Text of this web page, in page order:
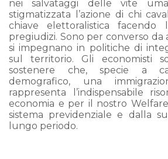
nei salvataggi delle vite
stigmatizzata l’azione di chi
chiave elettoralistica
pregiudizi. Sono per converso
si impegnano in politiche di
sul territorio. Gli economisti
sostenere che, specie a
demografico, una
rappresenta l’indispensabile
economia e per il nostro
sistema previdenziale e dalla
lungo periodo.